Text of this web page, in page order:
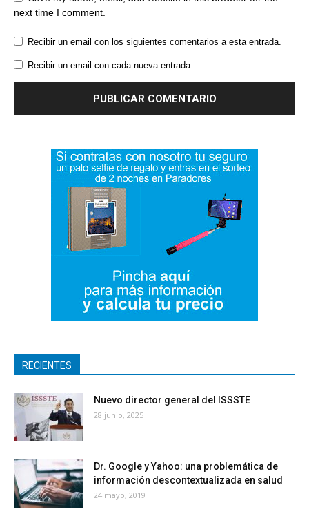
next time I comment.
Recibir un email con los siguientes comentarios a esta entrada.
Recibir un email con cada nueva entrada.
RECIENTES
Nuevo director general del ISSSTE
28 junio, 2025
Dr. Google y Yahoo: una problemática de
información descontextualizada en salud
24 mayo, 2019